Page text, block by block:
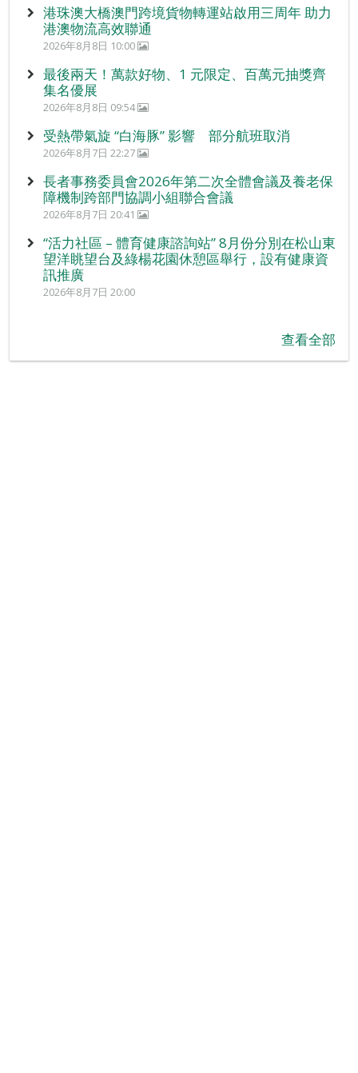
港珠澳大橋澳門跨境貨物轉運站啟用三周年 助力
港澳物流高效聯通
2026年8月8日 10:00
最後兩天！萬款好物、1 元限定、百萬元抽獎齊
集名優展
2026年8月8日 09:54
受熱帶氣旋 “白海豚” 影響 部分航班取消
2026年8月7日 22:27
長者事務委員會2026年第二次全體會議及養老保
障機制跨部門協調小組聯合會議
2026年8月7日 20:41
“活力社區 – 體育健康諮詢站” 8月份分別在松山東
望洋眺望台及綠楊花園休憩區舉行，設有健康資
訊推廣
2026年8月7日 20:00
查看全部